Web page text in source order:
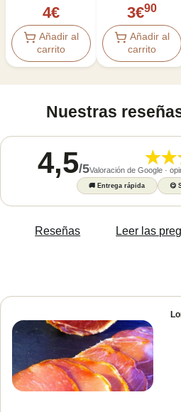
4€
Añadir al
carrito
3€90
Añadir al
carrito
Nuestras
4,5/5Valoración de Google ·
🚚 Entrega rápida 😋
Reseñas Leer las